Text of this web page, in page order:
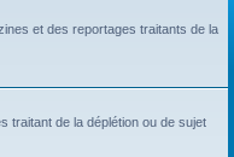
et des reportages traitants de la
traitant de la déplétion ou de sujet